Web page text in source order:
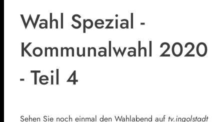
Wahl Spezial -
Kommunalwahl 2020
- Teil 4
Sehen Sie noch einmal den Wahlabend auf tv.ingolstadt